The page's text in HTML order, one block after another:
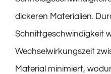
dickeren Materialien.
Schnittgeschwindigkeit
Wechselwirkungszeit
Material minimiert,